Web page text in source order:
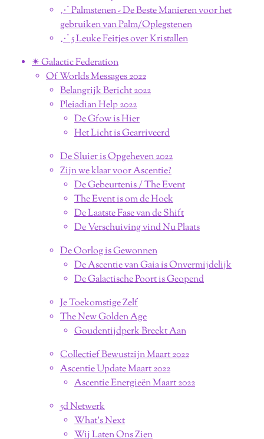
⋰ Palmstenen - De Beste Manieren voor het
gebruiken van Palm/Oplegstenen
⋰ 5 Leuke Feitjes over Kristallen
✴︎ Galactic Federation
Of Worlds Messages 2022
Belangrijk Bericht 2022
Pleiadian Help 2022
De Gfow is Hier
Het Licht is Gearriveerd
De Sluier is Opgeheven 2022
Zijn we klaar voor Ascentie?
De Gebeurtenis / The Event
The Event is om de Hoek
De Laatste Fase van de Shift
De Verschuiving vind Nu Plaats
De Oorlog is Gewonnen
De Ascentie van Gaia is Onvermijdelijk
De Galactische Poort is Geopend
Je Toekomstige Zelf
The New Golden Age
Goudentijdperk Breekt Aan
Collectief Bewustzijn Maart 2022
Ascentie Update Maart 2022
Ascentie Energieën Maart 2022
5d Netwerk
What's Next
Wij Laten Ons Zien